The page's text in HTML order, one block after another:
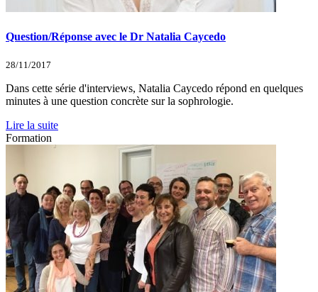
Question/Réponse avec le Dr Natalia Caycedo
28/11/2017
Dans cette série d'interviews, Natalia Caycedo répond en quelques
minutes à une question concrète sur la sophrologie.
Lire la suite
Formation